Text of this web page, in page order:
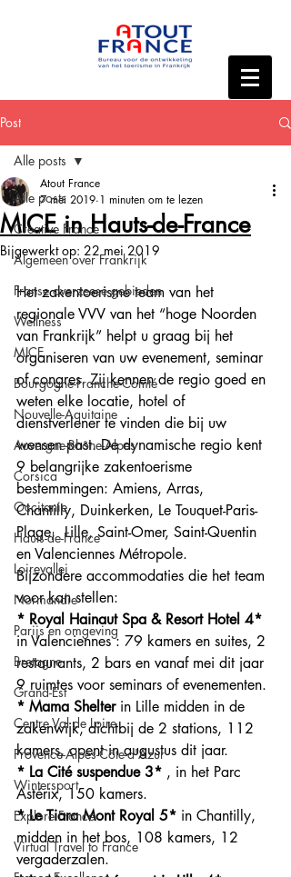
Post
Alle posts
Creative France
Algemeen over Frankrijk
Franse overzeese gebieden
Wellness
MICE
Bourgogne-Franche-Comté
Nouvelle-Aquitaine
Auvergne-Rhône-Alpes
Corsica
Occitanie
Hauts-de-France
Loirevallei
Normandie
Parijs en omgeving
Bretagne
Grand-Est
Centre Val de Loire
Provence-Alpes-Côte-d'Azur
Wintersport
Explore France
Virtual Travel to France
Alle posts
MICE in Hauts-de-France
Atout France
7 mei 2019 1 minuten om te lezen
Bijgewerkt op: 22 mei 2019
Het zakentoerisme team van het
regionale VVV van het “hoge Noorden
van Frankrijk” helpt u graag bij het
organiseren van uw evenement, seminar
of congres. Zij kennen de regio goed en
weten elke locatie, hotel of
dienstverlener te vinden die bij uw
wensen past. De dynamische regio kent
9 belangrijke zakentoerisme
bestemmingen: Amiens, Arras,
Chantilly, Duinkerken, Le Touquet-Paris-
Plage,  Lille, Saint-Omer, Saint-Quentin
en Valenciennes Métropole.
Bijzondere accommodaties die het team
voor kan stellen:
* Royal Hainaut Spa & Resort Hotel 4*
in Valenciennes : 79 kamers en suites, 2
restaurants, 2 bars en vanaf mei dit jaar
9 ruimtes voor seminars of evenementen.
* Mama Shelter in Lille midden in de
zakenwijk, dichtbij de 2 stations, 112
kamers, opent in augustus dit jaar.
* La Cité suspendue 3* , in het Parc
Astérix, 150 kamers.
* Le Tiara Mont Royal 5* in Chantilly,
midden in het bos, 108 kamers, 12
vergaderzalen.